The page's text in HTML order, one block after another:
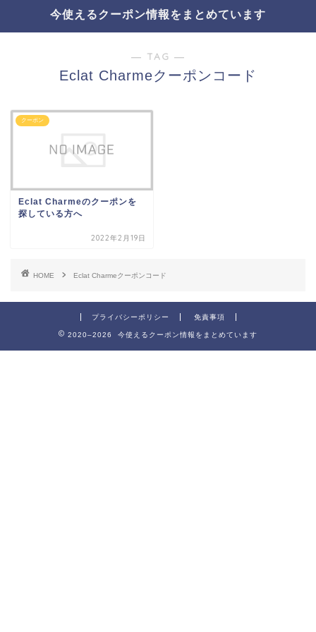
今使えるクーポン情報をまとめています
― TAG ―
Eclat Charmeクーポンコード
クーポン
Eclat Charmeのクーポンを
探している方へ
2022年2月19日
HOME Eclat Charmeクーポンコード
プライバシーポリシー 免責事項
2020–2026 今使えるクーポン情報をまとめています